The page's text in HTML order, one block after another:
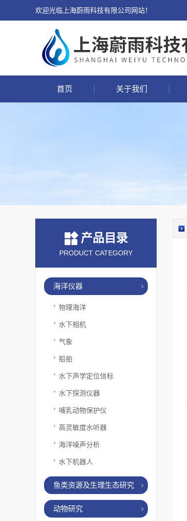
欢迎光临上海蔚雨科技有限公司网站！
首页 关于我们
产品目录
PRODUCT CATEGORY
海洋仪器
物理海洋
水下相机
气象
船舶
水下声学定位信标
水下探测仪器
哺乳动物保护仪
高灵敏度水听器
海洋噪声分析
水下机器人
鱼类资源及生理生态研究
动物研究